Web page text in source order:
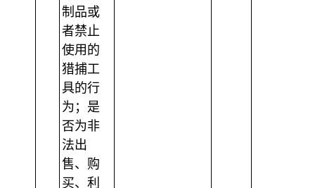
制品或
者禁止
使用的
猎捕工
具的行
为；是
否为非
法出
售、购
买、利